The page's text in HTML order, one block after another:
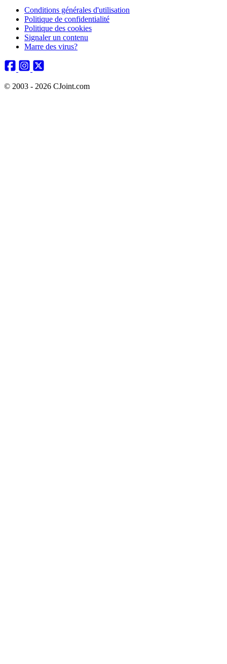
Conditions générales d'utilisation
Politique de confidentialité
Politique des cookies
Signaler un contenu
Marre des virus?
© 2003 - 2026 CJoint.com